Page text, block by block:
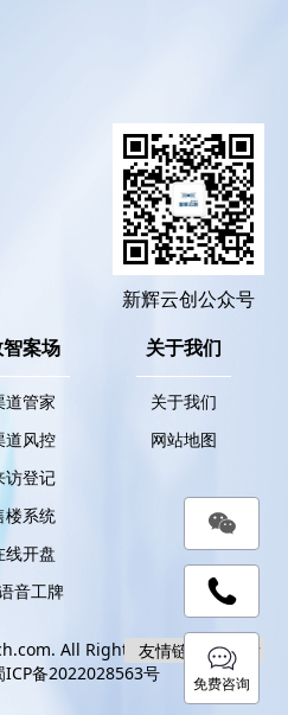
新辉云创公众号
案场
道管家
道风控
访登记
楼系统
线开盘
音工牌
关于我们
关于我们
网站地图
All Rights Reserved. 新辉
ICP备2022028563号 免费咨询